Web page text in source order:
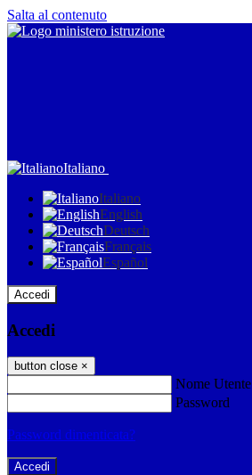
Salta al contenuto
Italiano
Italiano
English
Deutsch
Français
Español
Accedi
Accedi
button close ×
Nome Utente
Password
Password dimenticata?